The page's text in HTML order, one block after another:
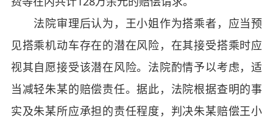
法院审理后认为，王小姐作为搭乘者，应当预
见搭乘机动车存在的潜在风险，在其接受搭乘时应
视其自愿接受该潜在风险。法院酌情予以考虑，适
当减轻朱某的赔偿责任。据此，法院根据查明的事
实及朱某所应承担的责任程度，判决朱某赔偿王小